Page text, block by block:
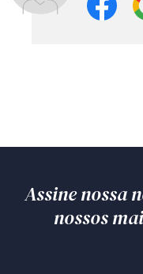
Assine nossa
nossos